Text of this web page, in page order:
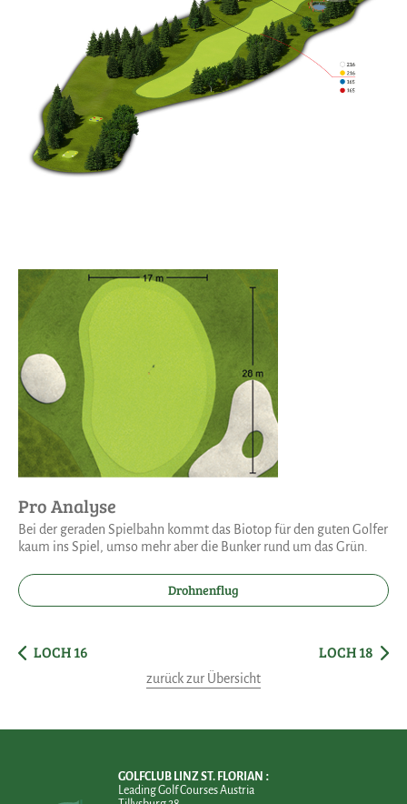
Pro Analyse
Bei der geraden Spielbahn kommt das Biotop für den guten Golfer
kaum ins Spiel, umso mehr aber die Bunker rund um das Grün.
Drohnenflug
LOCH 16
zurück zur Übersicht
LOCH 18
GOLFCLUB LINZ ST. FLORIAN
Leading Golf Courses Austria